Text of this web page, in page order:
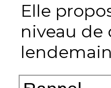
Elle
niveau